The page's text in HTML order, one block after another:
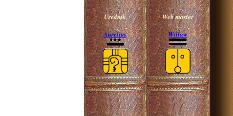
Urednik
Aurelius
Web master
Willow